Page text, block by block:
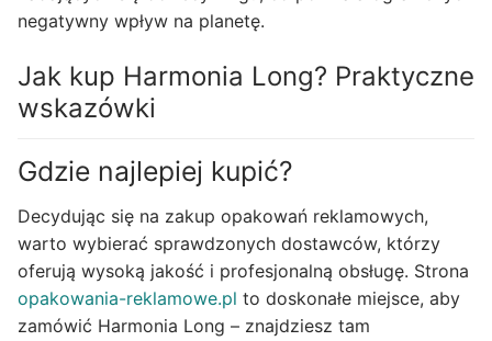
negatywny wpływ na planetę.
Jak kup Harmonia Long? Praktyczne
wskazówki
Gdzie najlepiej kupić?
Decydując się na zakup opakowań reklamowych,
warto wybierać sprawdzonych dostawców, którzy
oferują wysoką jakość i profesjonalną obsługę. Strona
opakowania-reklamowe.pl to doskonałe miejsce, aby
zamówić Harmonia Long – znajdziesz tam